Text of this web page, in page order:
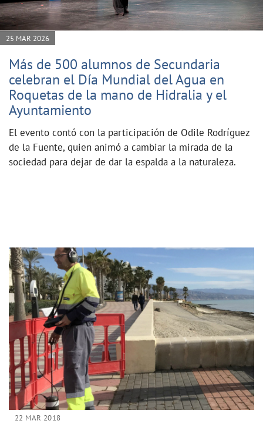
25 MAR 2026
Más de 500 alumnos de Secundaria
celebran el Día Mundial del Agua en
Roquetas de la mano de Hidralia y el
Ayuntamiento
El evento contó con la participación de Odile Rodríguez
de la Fuente, quien animó a cambiar la mirada de la
sociedad para dejar de dar la espalda a la naturaleza.
22 MAR 2018